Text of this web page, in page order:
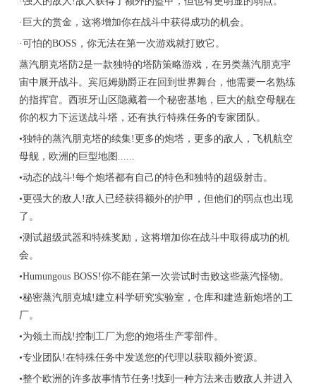
·巨大的赏金，这将增加你在战斗中获得成功的机会。
·可怕的BOSS，你无法在第一次游戏就打败它。
蒸汽朋克塔防2是一款独特的塔防策略游戏，在另类蒸汽朋克宇
宙中展开战斗。宾厄姆勋爵正在回到世界舞台，他需要一名熟练
的指挥官。西班牙山区隐藏着一个秘密基地，巨大的航空母舰在
你的权力下运送战斗塔，还有执行特殊任务的专家团队。
•独特的蒸汽朋克塔的续集!更多的炮塔，更多的敌人，飞机航空
母舰，欧洲的巨型地图......
•动态的战斗!每个炮塔都有自己的特色和独特的超级射击。
•更强大的敌人!敌人已经获得额外的护甲，但他们的弱点也出现
了。
•测试超级武器和特殊奖励，这将增加你在战斗中取得成功的机
会。
•Humungous BOSS!你不能在第一次尝试时击败这些蒸汽怪物。
•秘密蒸汽朋克城!建立科学研究实验室，仓库和建造新炮塔的工
厂。
•为领土而战!控制工厂为您的炮塔生产零部件。
•专业团队!在特殊任务中发送您的代理以获取额外资源。
•整个欧洲的许多故事情节任务!找到一种方法来击败敌人并进入